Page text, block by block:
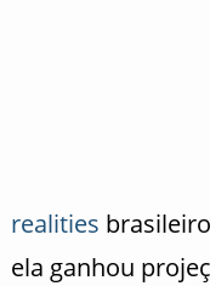
realities
ela ganhou